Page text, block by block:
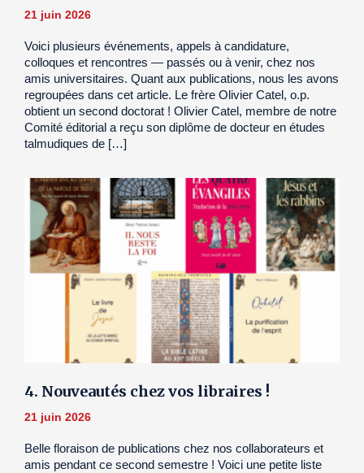
21 juin 2026
Voici plusieurs événements, appels à candidature,
colloques et rencontres — passés ou à venir, chez nos
amis universitaires. Quant aux publications, nous les avons
regroupées dans cet article. Le frère Olivier Catel, o.p.
obtient un second doctorat ! Olivier Catel, membre de notre
Comité éditorial a reçu son diplôme de docteur en études
talmudiques de […]
4. Nouveautés chez vos libraires !
21 juin 2026
Belle floraison de publications chez nos collaborateurs et
amis pendant ce second semestre ! Voici une petite liste